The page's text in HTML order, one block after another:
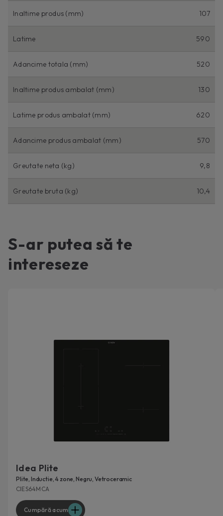
Inaltime produs (mm) 107
Latime 590
Adancime totala (mm) 520
Inaltime produs ambalat (mm) 130
Latime produs ambalat (mm) 620
Adancime produs ambalat (mm) 570
Greutate neta (kg) 9,8
Greutate bruta (kg) 10,4
S-ar putea să te
intereseze
Idea Plite
Plite, Inductie, 4 zone, Negru, Vetroceramic
CIES64MCA
Cumpără acum